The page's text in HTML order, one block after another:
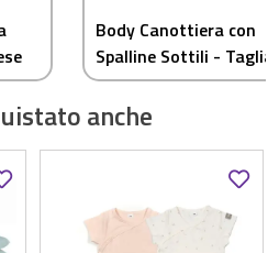
Body Canottiera con
Spalline Sottili - Taglia
Mesi - Rosa Scuro
anche